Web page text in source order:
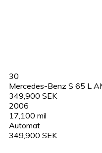
30
Mercedes-Benz S 65 L
349,900 SEK
2006
17,100 mil
Automat
349,900 SEK